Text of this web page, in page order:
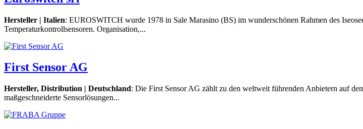
Hersteller | Italien: EUROSWITCH wurde 1978 in Sale Marasino (BS) im wunderschönen Rahmen des
Temperaturkontrollsensoren. Organisation,...
First Sensor AG
Hersteller, Distribution | Deutschland: Die First Sensor AG zählt zu den weltweit führenden Anbietern auf
maßgeschneiderte Sensorlösungen...